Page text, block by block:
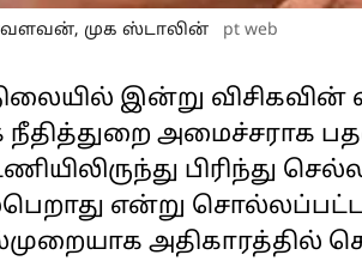
முக ஸ்டாலின் pt web
இன்று
நீதித்துறை அமைச்சராக
பிரிந்து
என்று சொல்லப்பட்ட
அதிகாரத்தில்